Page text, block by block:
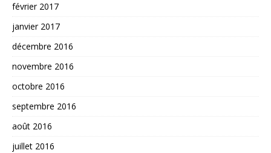
février 2017
janvier 2017
décembre 2016
novembre 2016
octobre 2016
septembre 2016
août 2016
juillet 2016